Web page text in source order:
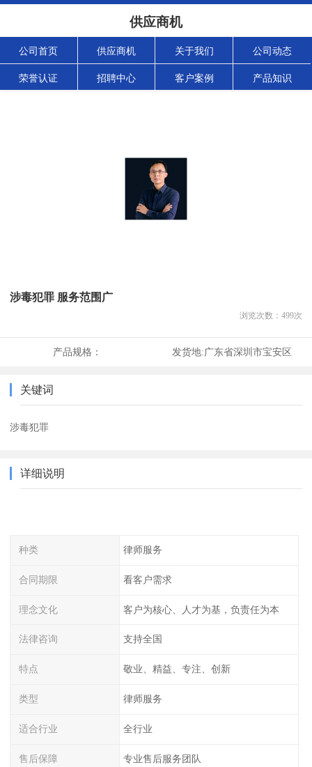
供应商机
公司首页 供应商机 关于我们 公司动态
荣誉认证 招聘中心 客户案例 产品知识
涉毒犯罪 服务范围广
浏览次数： 499次
产品规格： 发货地:广东省深圳市宝安区
关键词
涉毒犯罪
详细说明
种类 律师服务
合同期限 看客户需求
理念文化 客户为核心、人才为基，负责任为本
法律咨询 支持全国
特点 敬业、精益、专注、创新
类型 律师服务
适合行业 全行业
售后保障 专业售后服务团队